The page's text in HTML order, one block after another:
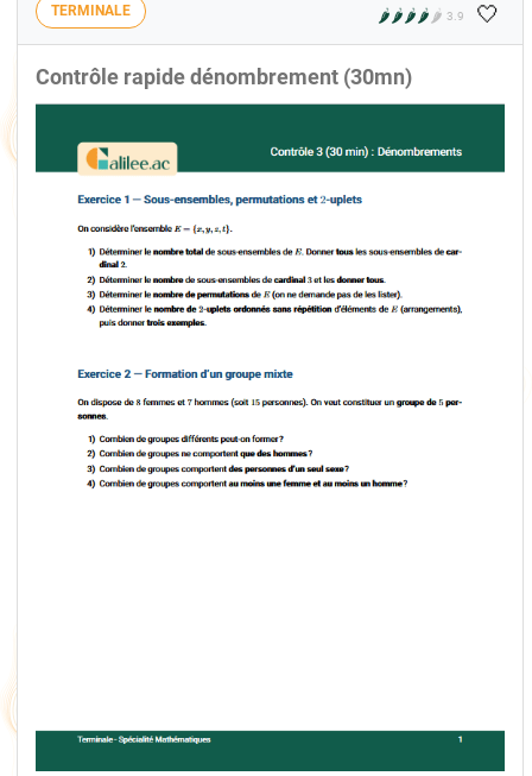
TERMINALE 🌶️🌶️🌶️🌶️ 🌶️ 3.9 🤍
Contrôle rapide dénombrement (30mn)